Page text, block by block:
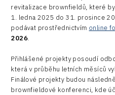
revitalizace brownfieldů, které
1. ledna 2025 do 31. prosince
podávat prostřednictvím online
2026.
Přihlášené projekty posoudí
která v průběhu letních měsíců
Finálové projekty budou
brownfieldové konferenci, kde